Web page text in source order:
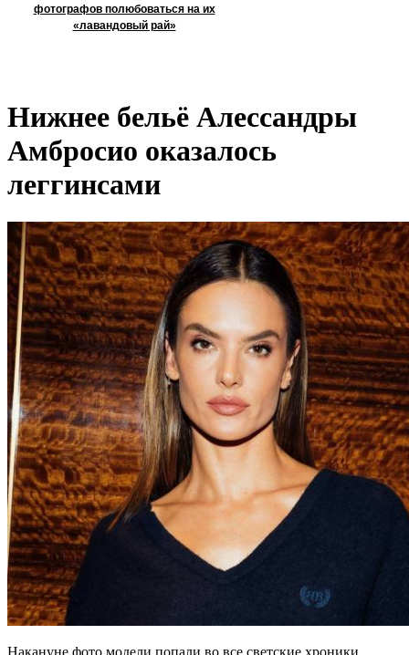
фотографов полюбоваться на их
«лавандовый рай»
Нижнее бельё Алессандры
Амбросио оказалось
леггинсами